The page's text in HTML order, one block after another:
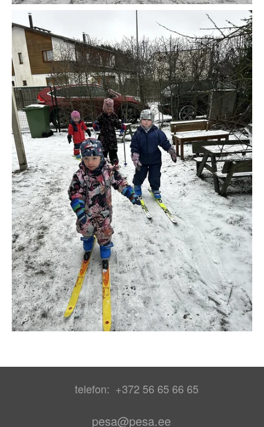
telefon: +372 56 65 66 65
pesa@pesa.ee